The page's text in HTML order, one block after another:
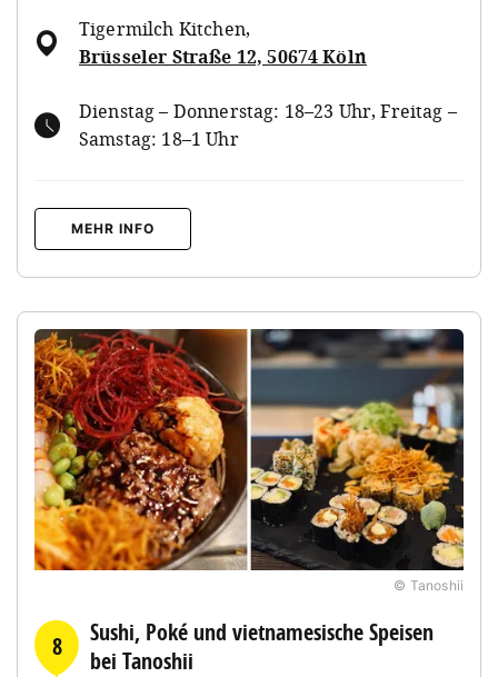
Tigermilch Kitchen,
Brüsseler Straße 12, 50674 Köln
Dienstag – Donnerstag: 18–23 Uhr, Freitag –
Samstag: 18–1 Uhr
MEHR INFO
© Tanoshii
8
Sushi, Poké und vietnamesische Speisen
bei Tanoshii